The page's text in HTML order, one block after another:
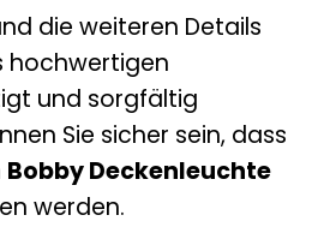
die weiteren Details
hochwertigen
und sorgfältig
Sie sicher sein, dass
Bobby Deckenleuchte
werden.